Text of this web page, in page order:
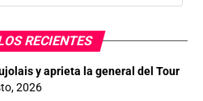
RECIENTES
y aprieta la general del Tour
2026